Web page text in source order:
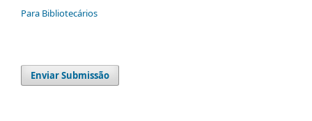
Para Bibliotecários
Enviar Submissão